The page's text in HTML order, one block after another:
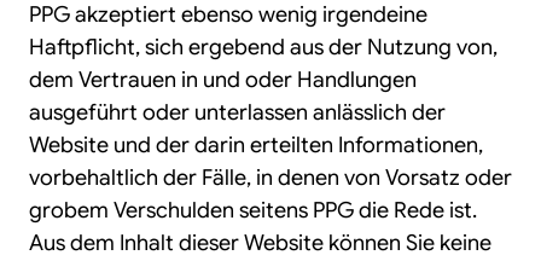
PPG akzeptiert ebenso wenig irgendeine
Haftpflicht, sich ergebend aus der Nutzung von,
dem Vertrauen in und oder Handlungen
ausgeführt oder unterlassen anlässlich der
Website und der darin erteilten Informationen,
vorbehaltlich der Fälle, in denen von Vorsatz oder
grobem Verschulden seitens PPG die Rede ist.
Aus dem Inhalt dieser Website können Sie keine